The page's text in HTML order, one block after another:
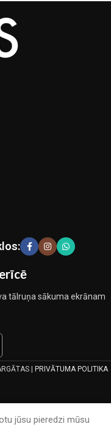
kokvilna satīna gultas
veids
ražotāji ir pilni ar
darinājumiem –
skaistuma pazinēji. Mēs
mūsdienu gultas veļas
sortimentā ir
gadu nepārtrauktā
izskatu, ilgu
tālruņa sākuma ekrānam
| PRIVĀTUMA POLITIKA
jūsu pieredzi mūsu